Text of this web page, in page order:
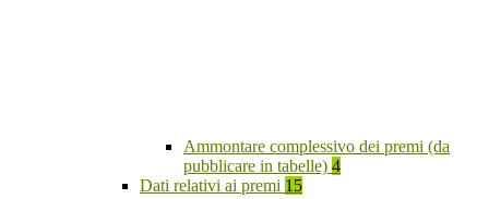
Ammontare complessivo dei premi (da
pubblicare in tabelle) 4
Dati relativi ai premi 15